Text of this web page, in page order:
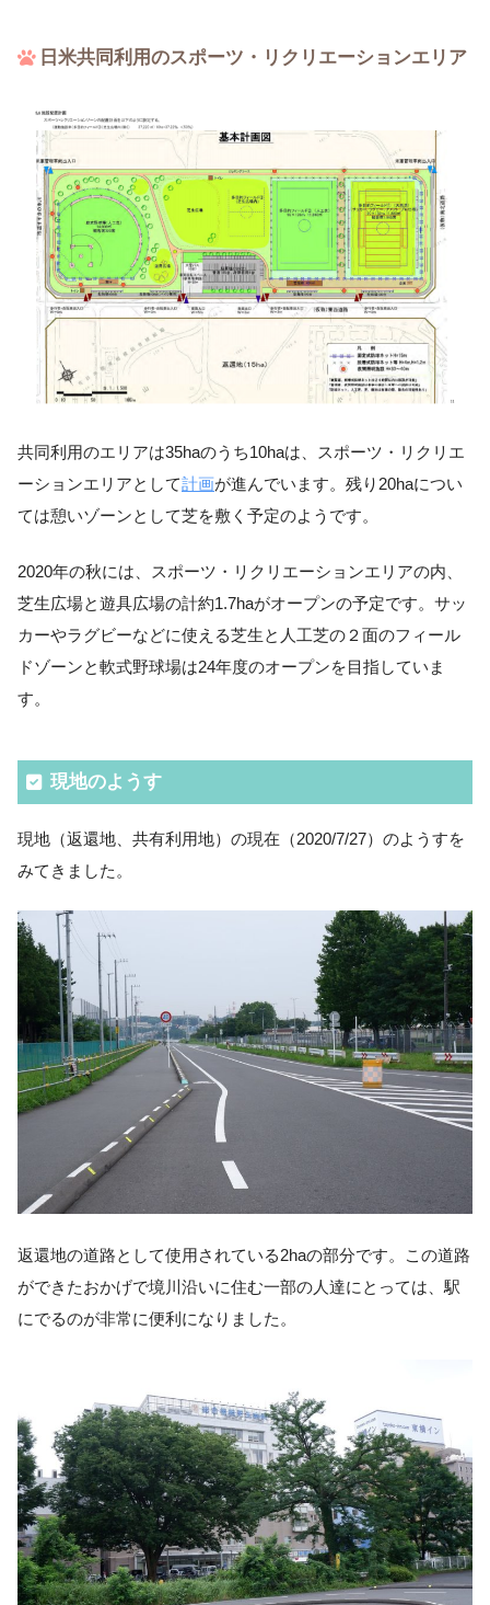
日米共同利用のスポーツ・リクリエーションエリア
共同利用のエリアは35haのうち10haは、スポーツ・リクリエ
ーションエリアとして計画が進んでいます。残り20haについ
ては憩いゾーンとして芝を敷く予定のようです。
2020年の秋には、スポーツ・リクリエーションエリアの内、
芝生広場と遊具広場の計約1.7haがオープンの予定です。サッ
カーやラグビーなどに使える芝生と人工芝の２面のフィール
ドゾーンと軟式野球場は24年度のオープンを目指していま
す。
現地のようす
現地（返還地、共有利用地）の現在（2020/7/27）のようすを
みてきました。
返還地の道路として使用されている2haの部分です。この道路
ができたおかげで境川沿いに住む一部の人達にとっては、駅
にでるのが非常に便利になりました。